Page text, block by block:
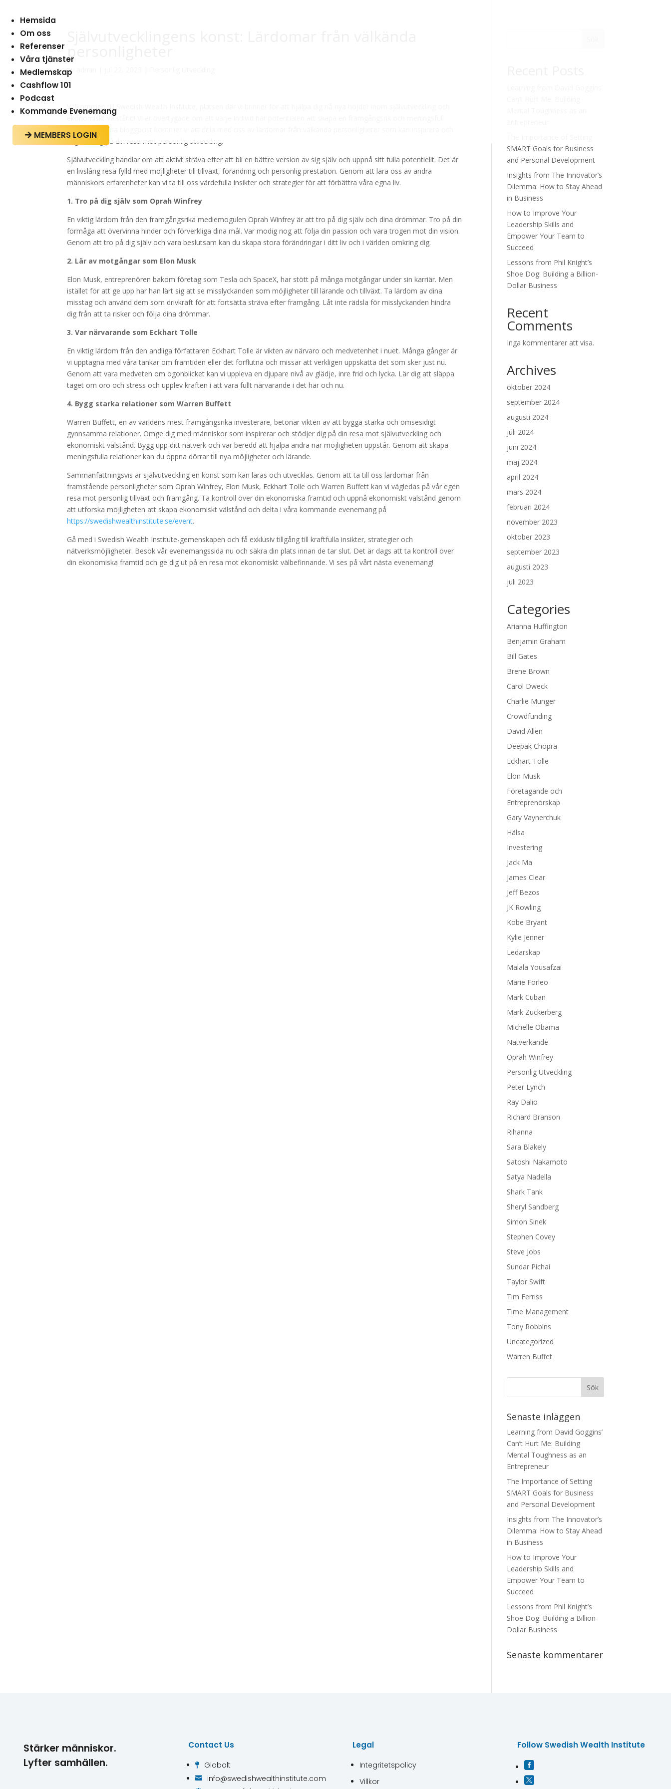
Hemsida
Om oss
Referenser
Våra tjänster
Medlemskap
Cashflow 101
Podcast
Kommande Evenemang
 MEMBERS LOGIN
av
Välkommen till Swedish Wealth Institute, platsen där vi brinner för att hjälpa dig nå nya höjder inom självutveckling och
ekonomiskt välstånd! Vi är övertygade om att varje individ har potentialen att skapa en framgångsrik och meningsfull
framtid. I denna bloggpost kommer vi att dela med oss av lärdomar från välkända personligheter som kan inspirera och
vägleda dig på din resa mot personlig utveckling.
Självutveckling handlar om att aktivt sträva efter att bli en bättre version av sig själv och uppnå sitt fulla potentiellt. Det är
en livslång resa fylld med möjligheter till tillväxt, förändring och personlig prestation. Genom att lära oss av andra
människors erfarenheter kan vi ta till oss värdefulla insikter och strategier för att förbättra våra egna liv.
1. Tro på dig själv som Oprah Winfrey
En viktig lärdom från den framgångsrika mediemogulen Oprah Winfrey är att tro på dig själv och dina drömmar. Tro på din
förmåga att övervinna hinder och förverkliga dina mål. Var modig nog att följa din passion och vara trogen mot din vision.
Genom att tro på dig själv och vara beslutsam kan du skapa stora förändringar i ditt liv och i världen omkring dig.
2. Lär av motgångar som Elon Musk
Elon Musk, entreprenören bakom företag som Tesla och SpaceX, har stött på många motgångar under sin karriär. Men
istället för att ge upp har han lärt sig att se misslyckanden som möjligheter till lärande och tillväxt. Ta lärdom av dina
misstag och använd dem som drivkraft för att fortsätta sträva efter framgång. Låt inte rädsla för misslyckanden hindra
dig från att ta risker och följa dina drömmar.
3. Var närvarande som Eckhart Tolle
En viktig lärdom från den andliga författaren Eckhart Tolle är vikten av närvaro och medvetenhet i nuet. Många gånger är
vi upptagna med våra tankar om framtiden eller det förflutna och missar att verkligen uppskatta det som sker just nu.
Genom att vara medveten om ögonblicket kan vi uppleva en djupare nivå av glädje, inre frid och lycka. Lär dig att släppa
taget om oro och stress och upplev kraften i att vara fullt närvarande i det här och nu.
4. Bygg starka relationer som Warren Buffett
Warren Buffett, en av världens mest framgångsrika investerare, betonar vikten av att bygga starka och ömsesidigt
gynnsamma relationer. Omge dig med människor som inspirerar och stödjer dig på din resa mot självutveckling och
ekonomiskt välstånd. Bygg upp ditt nätverk och var beredd att hjälpa andra när möjligheten uppstår. Genom att skapa
meningsfulla relationer kan du öppna dörrar till nya möjligheter och lärande.
Sammanfattningsvis är självutveckling en konst som kan läras och utvecklas. Genom att ta till oss lärdomar från
framstående personligheter som Oprah Winfrey, Elon Musk, Eckhart Tolle och Warren Buffett kan vi vägledas på vår egen
resa mot personlig tillväxt och framgång. Ta kontroll över din ekonomiska framtid och uppnå ekonomiskt välstånd genom
att utforska möjligheten att skapa ekonomiskt välstånd och delta i våra kommande evenemang på
https://swedishwealthinstitute.se/event.
Gå med i Swedish Wealth Institute-gemenskapen och få exklusiv tillgång till kraftfulla insikter, strategier och
nätverksmöjligheter. Besök vår evenemangssida nu och säkra din plats innan de tar slut. Det är dags att ta kontroll över
din ekonomiska framtid och ge dig ut på en resa mot ekonomiskt välbefinnande. Vi ses på vårt nästa evenemang!
SMART Goals for Business
and Personal Development
Insights from The Innovator’s
Dilemma: How to Stay Ahead
in Business
How to Improve Your
Leadership Skills and
Empower Your Team to
Succeed
Lessons from Phil Knight’s
Shoe Dog: Building a Billion-
Dollar Business
Recent
Comments
Inga kommentarer att visa.
Archives
oktober 2024
september 2024
augusti 2024
juli 2024
juni 2024
maj 2024
april 2024
mars 2024
februari 2024
november 2023
oktober 2023
september 2023
augusti 2023
juli 2023
Categories
Arianna Huffington
Benjamin Graham
Bill Gates
Brene Brown
Carol Dweck
Charlie Munger
Crowdfunding
David Allen
Deepak Chopra
Eckhart Tolle
Elon Musk
Företagande och
Entreprenörskap
Gary Vaynerchuk
Hälsa
Investering
Jack Ma
James Clear
Jeff Bezos
JK Rowling
Kobe Bryant
Kylie Jenner
Ledarskap
Malala Yousafzai
Marie Forleo
Mark Cuban
Mark Zuckerberg
Michelle Obama
Nätverkande
Oprah Winfrey
Personlig Utveckling
Peter Lynch
Ray Dalio
Richard Branson
Rihanna
Sara Blakely
Satoshi Nakamoto
Satya Nadella
Shark Tank
Sheryl Sandberg
Simon Sinek
Stephen Covey
Steve Jobs
Sundar Pichai
Taylor Swift
Tim Ferriss
Time Management
Tony Robbins
Uncategorized
Warren Buffet
Senaste inläggen
Learning from David Goggins’
Can’t Hurt Me: Building
Mental Toughness as an
Entrepreneur
The Importance of Setting
SMART Goals for Business
and Personal Development
Insights from The Innovator’s
Dilemma: How to Stay Ahead
in Business
How to Improve Your
Leadership Skills and
Empower Your Team to
Succeed
Lessons from Phil Knight’s
Shoe Dog: Building a Billion-
Dollar Business
Senaste kommentarer
Stärker människor.
Lyfter samhällen.
Contact Us
 Globalt
 info@swedishwealthinstitute.com
Legal
Integritetspolicy
Villkor
Follow Swedish Wealth Institute

